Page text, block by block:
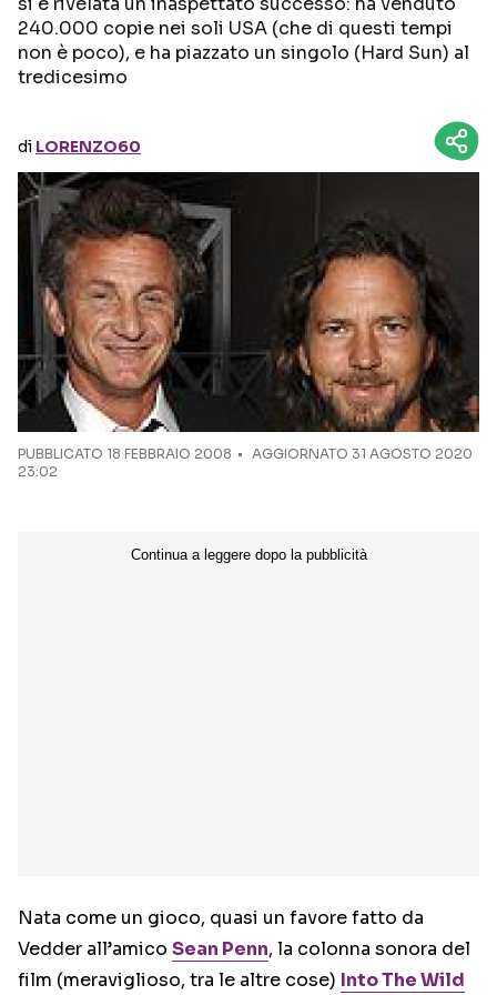
Seguici sui social
240.000 copie nei soli USA (che di questi tempi
non è poco), e ha piazzato un singolo (Hard Sun) al
tredicesimo
di LORENZO60
PUBBLICATO 18 FEBBRAIO 2008
AGGIORNATO 31 AGOSTO 2020
23:02
Nata come un gioco, quasi un favore fatto da
Vedder all’amico Sean Penn, la colonna sonora del
film (meraviglioso, tra le altre cose) Into The Wild